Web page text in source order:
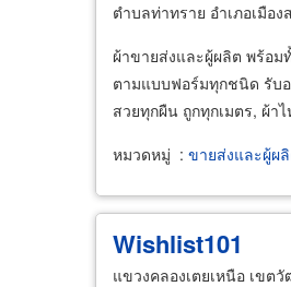
ตำบลท่าทราย อำเภอเมือ
ผ้าขายส่งและผู้ผลิต พร้อ
ตามแบบฟอร์มทุกชนิด รับ
สวยทุกผืน ถูกทุกเมตร, ผ้า
หมวดหมู่ : ขายส่งและผู้ผ
Wishlist101
แขวงคลองเตยเหนือ เขต